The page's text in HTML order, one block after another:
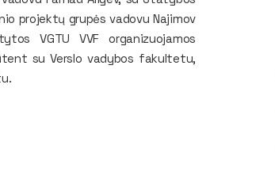
projektų grupės vadovu Najimov
VGTU VVF organizuojamos
su Verslo vadybos fakultetu,